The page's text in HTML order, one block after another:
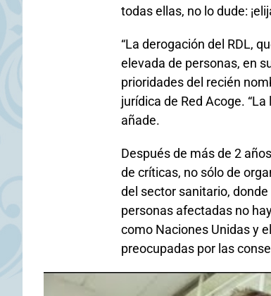
todas ellas, no lo dude:
“La derogación del RDL,
elevada de personas, en
prioridades del recién
jurídica de Red Acoge.
añade.
Después de más de 2
de críticas, no sólo de
del sector sanitario,
personas afectadas no
como Naciones Unidas y
preocupadas por las